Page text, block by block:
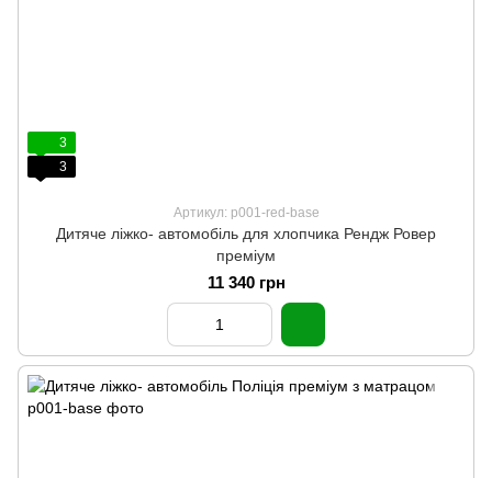
3
3
Артикул: p001-red-base
Дитяче ліжко- автомобіль для хлопчика Рендж Ровер
преміум
11 340 грн